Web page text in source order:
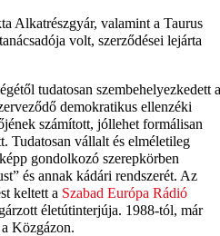
Alkatrészgyár, valamint a Taurus
volt, szerződései lejárta
tudatosan szembehelyezkedett a
demokratikus ellenzéki
számított, jóllehet formálisan
Tudatosan vállalt és elméletileg
gondolkozó szerepkörben
és annak kádári rendszerét. Az
keltett a Szabad Európa Rádió
életútinterjúja. 1988-tól, már
Közgázon.